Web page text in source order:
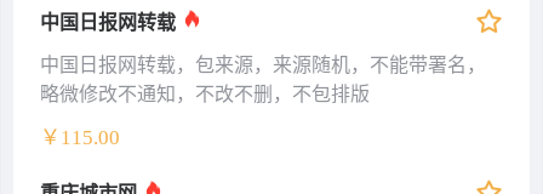
中国日报网转载
中国日报网转载，包来源，来源随机，不能带署名，
略微修改不通知，不改不删，不包排版
￥115.00